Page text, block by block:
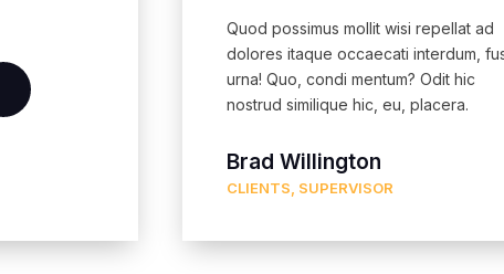
Quod possimus mollit wisi repellat ad
dolores itaque occaecati interdum,
urna! Quo, condi mentum? Odit hic
nostrud similique hic, eu, placera.
Brad Willington
CLIENTS, SUPERVISOR